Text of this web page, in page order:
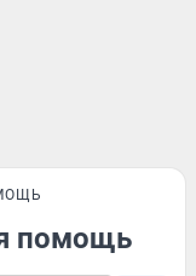
помощь